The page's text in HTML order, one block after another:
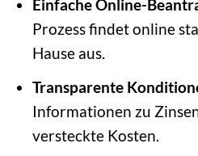
Einfache Online-
Prozess findet online
Hause aus.
Transparente
Informationen zu
versteckte Kosten.